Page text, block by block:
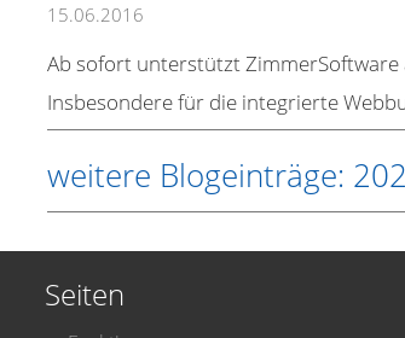
15.06.2016
Ab sofort unterstützt ZimmerSoftware
Insbesondere für die integrierte
weitere Blogeinträge:
Seiten